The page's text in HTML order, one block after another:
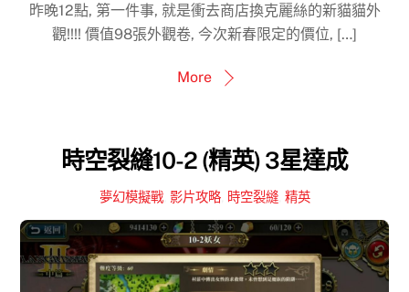
昨晚12點, 第一件事, 就是衝去商店換克麗絲的新貓貓外
觀!!!! 價值98張外觀卷, 今次新春限定的價位, […]
More
時空裂縫10-2 (精英) 3星達成
夢幻模擬戰, 影片攻略, 時空裂縫, 精英